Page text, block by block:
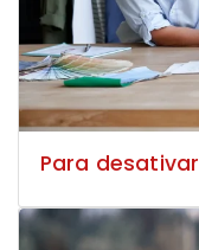
Para